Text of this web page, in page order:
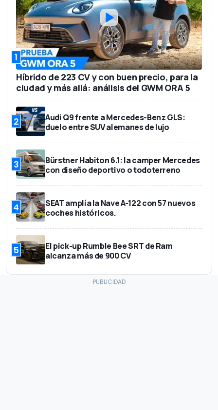
1
Híbrido de 223 CV y con buen precio, para la
ciudad y más allá: análisis del GWM ORA 5
2
Audi Q9 frente a Mercedes-Benz GLS:
duelo entre SUV alemanes de lujo
3
Bürstner Habiton 6.1: la camper Mercedes
con diseño deportivo o todoterreno
4
SEAT amplía la Nave A-122 con 57 nuevos
coches históricos.
5
El pick-up Rumble Bee SRT de Ram
alcanza más de 900 CV